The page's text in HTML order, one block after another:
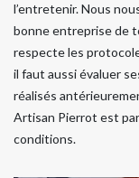
l’entretenir. Nous
bonne entreprise de
respecte les
il faut aussi évaluer
réalisés
Artisan Pierrot est
conditions.